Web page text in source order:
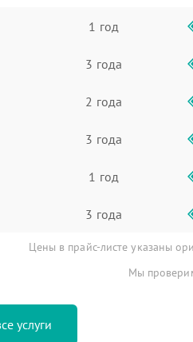
1 год
3 года
2 года
3 года
1 год
3 года
Цены в прайс-листе указаны
Мы
услуги